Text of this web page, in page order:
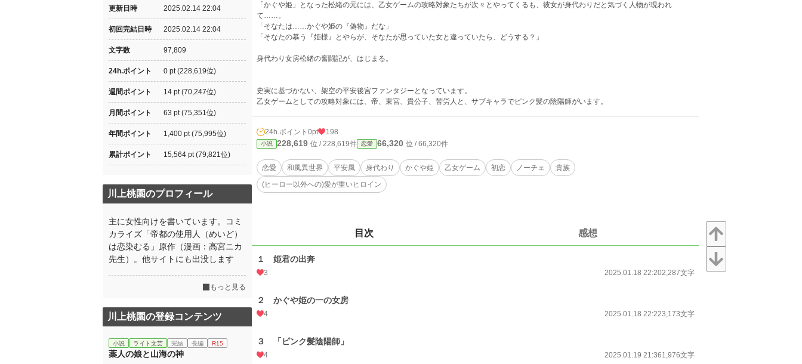
「かぐや姫」となった松緒の元には、乙女ゲームの攻略対象たちが次々とやってくるも、彼女が身代わりだと気づく人物が現われ
て……。
「そなたは……かぐや姫の『偽物』だな」
「そなたの慕う『姫様』とやらが、そなたが思っていた女と違っていたら、どうする？」
身代わり女房松緒の奮闘記が、はじまる。
史実に基づかない、架空の平安後宮ファンタジーとなっています。
乙女ゲームとしての攻略対象には、帝、東宮、貴公子、苦労人と、サブキャラでピンク髪の陰陽師がいます。
24h.ポイント 0pt 198
小説 228,619 位 / 228,619件 恋愛 66,320 位 / 66,320件
恋愛 和風異世界 平安風 身代わり かぐや姫 乙女ゲーム 初恋 ノーチェ
貴族
(ヒーロー以外への)愛が重いヒロイン
目次 感想
１ 姫君の出奔
3 2025.01.18 22:202,287文字
２ かぐや姫の一の女房
4 2025.01.18 22:223,173文字
３ 「ピンク髪陰陽師」
4 2025.01.19 21:361,976文字
更新日時 2025.02.14 22:04
初回完結日時 2025.02.14 22:04
文字数 97,809
24h.ポイント 0 pt (228,619位)
週間ポイント 14 pt (70,247位)
月間ポイント 63 pt (75,351位)
年間ポイント 1,400 pt (75,995位)
累計ポイント 15,564 pt (79,821位)
川上桃園のプロフィール
主に女性向けを書いています。コミ
カライズ「帝都の使用人（めいど）
は恋染むる」原作（漫画：高宮ニカ
先生）。他サイトにも出没します
もっと見る
川上桃園の登録コンテンツ
小説 ライト文芸 完結 長編 R15
薬人の娘と山海の神